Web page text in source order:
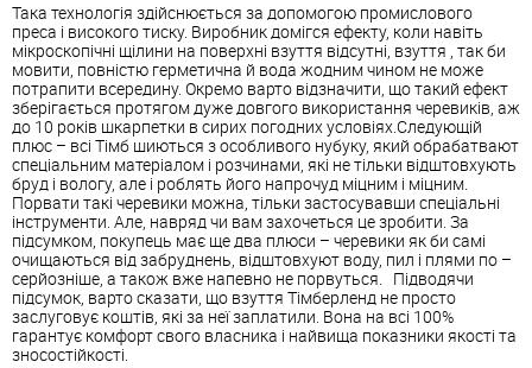
Така технологія здійснюється за допомогою промислового
преса і високого тиску. Виробник домігся ефекту, коли навіть
мікроскопічні щілини на поверхні взуття відсутні, взуття , так би
мовити, повністю герметична й вода жодним чином не може
потрапити всередину. Окремо варто відзначити, що такий ефект
зберігається протягом дуже довгого використання черевиків, аж
до 10 років шкарпетки в сирих погодних условіях.Следующій
плюс – всі Тімб шиються з особливого нубуку, який обрабатвают
спеціальним матеріалом і розчинами, які не тільки відштовхують
бруд і вологу, але і роблять його напрочуд міцним і міцним.
Порвати такі черевики можна, тільки застосувавши спеціальні
інструменти. Але, навряд чи вам захочеться це зробити. За
підсумком, покупець має ще два плюси – черевики як би самі
очищаються від забруднень, відштовхуют воду, пил і плями по –
серйозніше, а також вже напевно не порвуться. Підводячи
підсумок, варто сказати, що взуття Тімберленд не просто
заслуговує коштів, які за неї заплатили. Вона на всі 100%
гарантує комфорт свого власника і найвища показники якості та
зносостійкості.